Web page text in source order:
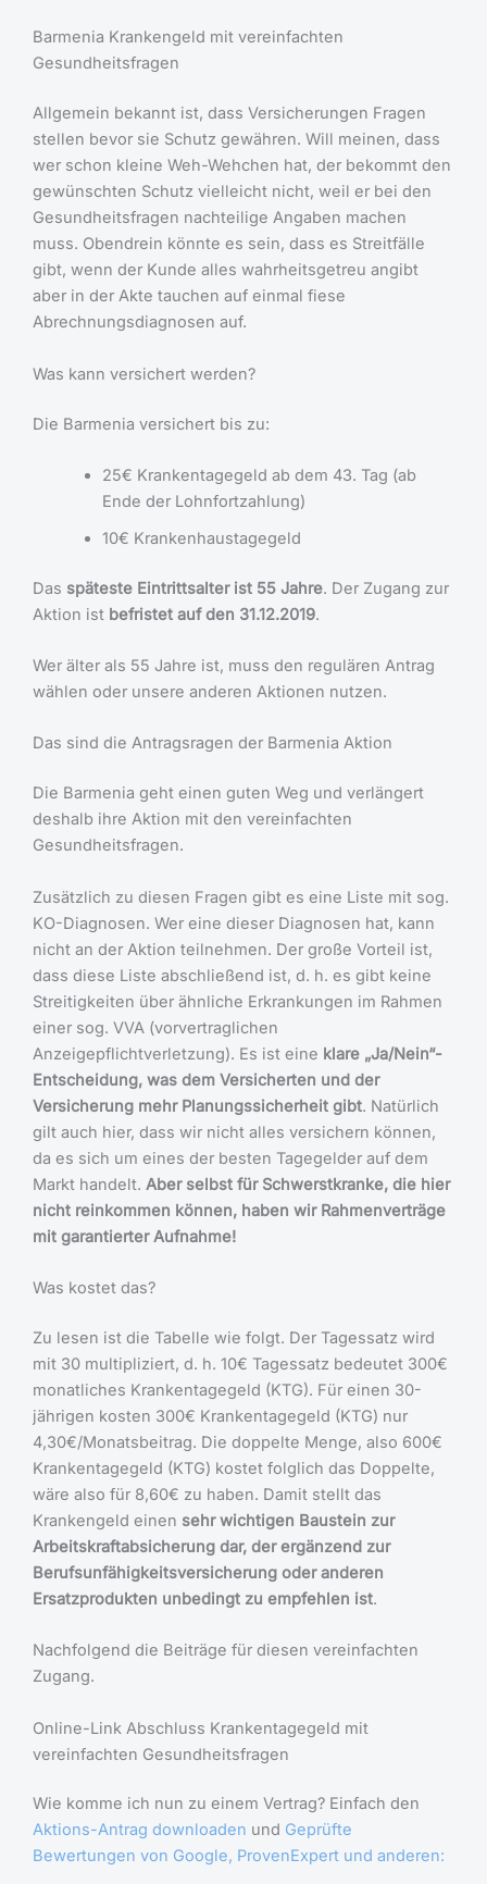
Barmenia Krankengeld mit vereinfachten
Gesundheitsfragen
Allgemein bekannt ist, dass Versicherungen Fragen
stellen bevor sie Schutz gewähren. Will meinen, dass
wer schon kleine Weh-Wehchen hat, der bekommt den
gewünschten Schutz vielleicht nicht, weil er bei den
Gesundheitsfragen nachteilige Angaben machen
muss. Obendrein könnte es sein, dass es Streitfälle
gibt, wenn der Kunde alles wahrheitsgetreu angibt
aber in der Akte tauchen auf einmal fiese
Abrechnungsdiagnosen auf.
Was kann versichert werden?
Die Barmenia versichert bis zu:
25€ Krankentagegeld ab dem 43. Tag (ab
Ende der Lohnfortzahlung)
10€ Krankenhaustagegeld
Das späteste Eintrittsalter ist 55 Jahre. Der Zugang zur
Aktion ist befristet auf den 31.12.2019.
Wer älter als 55 Jahre ist, muss den regulären Antrag
wählen oder unsere anderen Aktionen nutzen.
Das sind die Antragsragen der Barmenia Aktion
Die Barmenia geht einen guten Weg und verlängert
deshalb ihre Aktion mit den vereinfachten
Gesundheitsfragen.
Zusätzlich zu diesen Fragen gibt es eine Liste mit sog.
KO-Diagnosen. Wer eine dieser Diagnosen hat, kann
nicht an der Aktion teilnehmen. Der große Vorteil ist,
dass diese Liste abschließend ist, d. h. es gibt keine
Streitigkeiten über ähnliche Erkrankungen im Rahmen
einer sog. VVA (vorvertraglichen
Anzeigepflichtverletzung). Es ist eine klare „Ja/Nein“-
Entscheidung, was dem Versicherten und der
Versicherung mehr Planungssicherheit gibt. Natürlich
gilt auch hier, dass wir nicht alles versichern können,
da es sich um eines der besten Tagegelder auf dem
Markt handelt. Aber selbst für Schwerstkranke, die hier
nicht reinkommen können, haben wir Rahmenverträge
mit garantierter Aufnahme!
Was kostet das?
Zu lesen ist die Tabelle wie folgt. Der Tagessatz wird
mit 30 multipliziert, d. h. 10€ Tagessatz bedeutet 300€
monatliches Krankentagegeld (KTG). Für einen 30-
jährigen kosten 300€ Krankentagegeld (KTG) nur
4,30€/Monatsbeitrag. Die doppelte Menge, also 600€
Krankentagegeld (KTG) kostet folglich das Doppelte,
wäre also für 8,60€ zu haben. Damit stellt das
Krankengeld einen sehr wichtigen Baustein zur
Arbeitskraftabsicherung dar, der ergänzend zur
Berufsunfähigkeitsversicherung oder anderen
Ersatzprodukten unbedingt zu empfehlen ist.
Nachfolgend die Beiträge für diesen vereinfachten
Zugang.
Online-Link Abschluss Krankentagegeld mit
vereinfachten Gesundheitsfragen
Wie komme ich nun zu einem Vertrag? Einfach den
Aktions-Antrag downloaden und Geprüfte
Bewertungen von Google, ProvenExpert und anderen: